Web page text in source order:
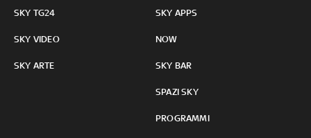
SKY TG24
SKY VIDEO
SKY ARTE
SKY APPS
NOW
SKY BAR
SPAZI SKY
PROGRAMMI